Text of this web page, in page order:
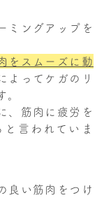
ミングアップを
をスムーズに動
よってケガのリ
、筋肉に疲労を
言われていま
良い筋肉をつけ